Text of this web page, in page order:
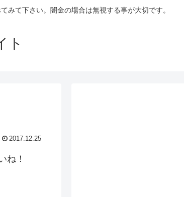
みて下さい。闇金の場合は無視する事が大切です。
ト
2017.12.25
ね！